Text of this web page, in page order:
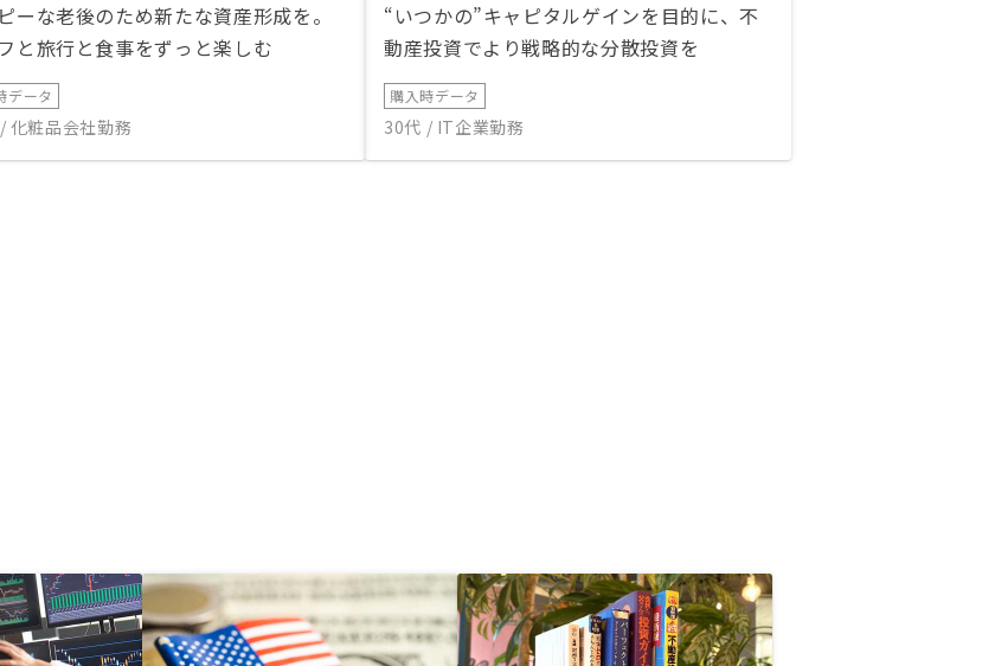
ーな老後のため新たな資産形成を。
と旅行と食事をずっと楽しむ
データ
化粧品会社勤務
“いつかの”キャピタルゲインを目的に、不
動産投資でより戦略的な分散投資を
購入時データ
30代 / IT企業勤務